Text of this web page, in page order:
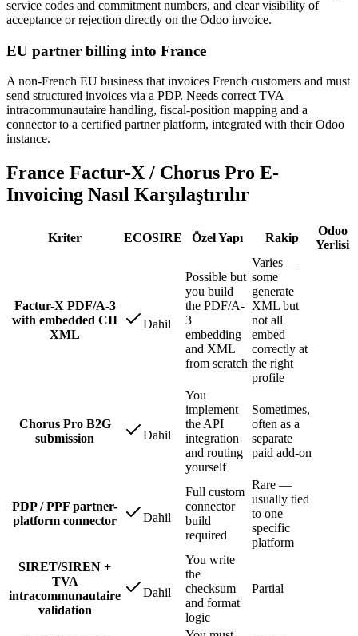
service codes and commitment numbers, and clear visibility of
acceptance or rejection directly on the Odoo invoice.
EU partner billing into France
A non-French EU business that invoices French customers and must
send structured invoices via a PDP. Needs correct TVA
intracommunautaire handling, fiscal-position mapping and a
connector to a certified partner platform, integrated with their Odoo
instance.
France Factur-X / Chorus Pro E-
Invoicing Nasıl Karşılaştırılır
Kriter ECOSIRE Özel Yapı Rakip
Odoo
Yerlisi
Factur-X PDF/A-3
with embedded CII
XML
Dahil
Possible but
you build
the PDF/A-
3
embedding
and XML
from scratch
Varies —
some
generate
XML but
not all
embed
correctly at
the right
profile
Chorus Pro B2G
submission
Dahil
You
implement
the API
integration
and routing
yourself
Sometimes,
often as a
separate
paid add-on
PDP / PPF partner-
platform connector
Dahil
Full custom
connector
build
required
Rare —
usually tied
to one
specific
platform
SIRET/SIREN +
TVA
intracommunautaire
validation
Dahil
You write
the
checksum
and format
logic
Partial